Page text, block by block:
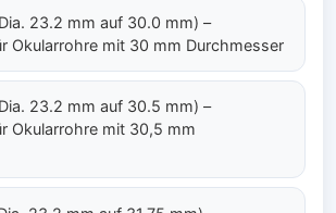
23.2 mm auf 30.0 mm) –
Okularrohre mit 30 mm Durchmesser
23.2 mm auf 30.5 mm) –
Okularrohre mit 30,5 mm